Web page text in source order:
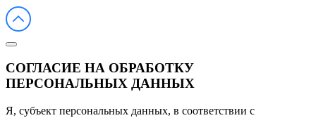
СОГЛАСИЕ НА ОБРАБОТКУ
ПЕРСОНАЛЬНЫХ ДАННЫХ
Я, субъект персональных данных, в соответствии с